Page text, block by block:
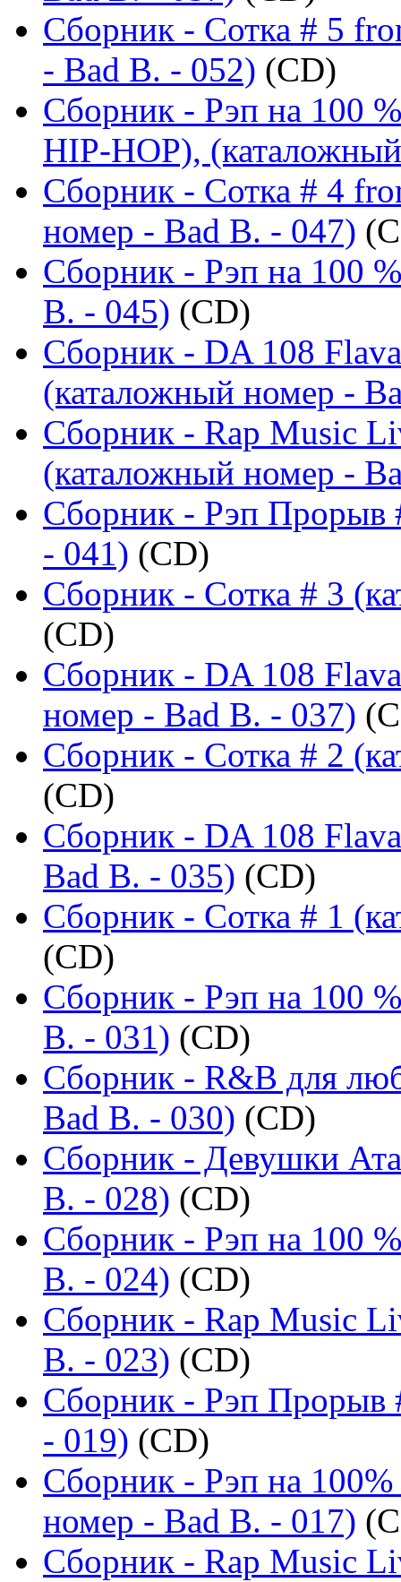
Сборник - Сотка # 5
- Bad B. - 052) (CD)
Сборник - Рэп на 100
HIP-HOP),
Сборник - Сотка # 4
номер - Bad B. - 047)
Сборник - Рэп на 100
B. - 045) (CD)
Сборник - DA 108
(каталожный номер -
Сборник - Rap Music
(каталожный номер -
Сборник - Рэп Прорыв
- 041) (CD)
Сборник - Сотка # 3
(CD)
Сборник - DA 108
номер - Bad B. - 037)
Сборник - Сотка # 2
(CD)
Сборник - DA 108
Bad B. - 035) (CD)
Сборник - Сотка # 1
(CD)
Сборник - Рэп на 100
B. - 031) (CD)
Сборник - R&B для
Bad B. - 030) (CD)
Сборник - Девушки
B. - 028) (CD)
Сборник - Рэп на 100
B. - 024) (CD)
Сборник - Rap Music
B. - 023) (CD)
Сборник - Рэп Прорыв
- 019) (CD)
Сборник - Рэп на
номер - Bad B. - 017)
Сборник - Rap Music